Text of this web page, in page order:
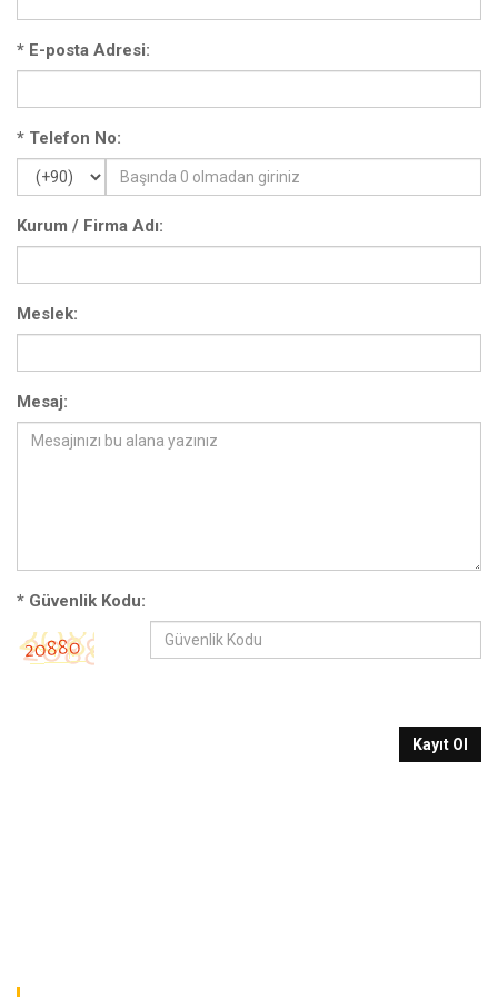
* E-posta Adresi:
* Telefon No:
Kurum / Firma Adı:
Meslek:
Mesaj:
* Güvenlik Kodu:
Kayıt Ol